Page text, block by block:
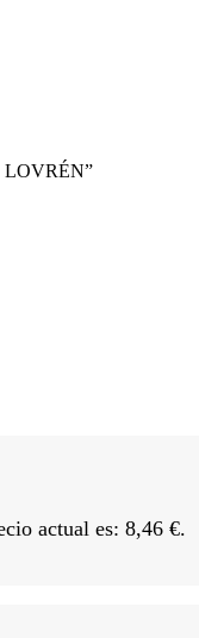
LOVRÉN”
actual es: 8,46 €.